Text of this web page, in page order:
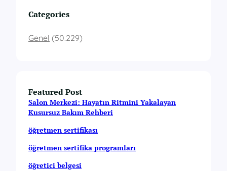
Categories
Genel (50.229)
Featured Post
Salon Merkezi: Hayatın Ritmini Yakalayan
Kusursuz Bakım Rehberi
öğretmen sertifikası
öğretmen sertifika programları
öğretici belgesi